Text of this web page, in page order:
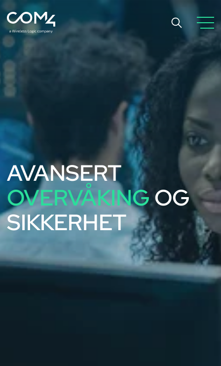
AVANSERT
OVERVÅKINGOG
SIKKERHET